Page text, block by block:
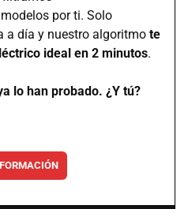
por ti. Solo
a día y nuestro algoritmo te
ideal en 2 minutos.
lo han probado. ¿Y tú?